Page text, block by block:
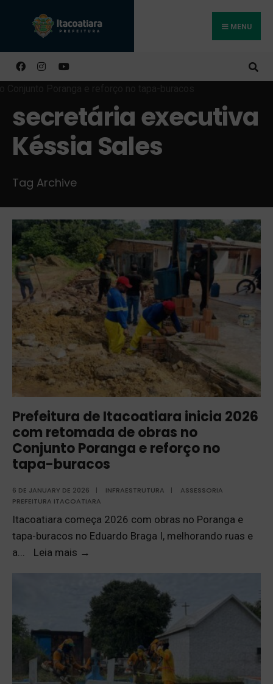
MENU
secretária executiva
Késsia Sales
Tag Archive
Prefeitura de Itacoatiara inicia 2026
com retomada de obras no
Conjunto Poranga e reforço no
tapa-buracos
6 DE JANUARY DE 2026 | INFRAESTRUTURA |
ASSESSORIA
PREFEITURA ITACOATIARA
Itacoatiara começa 2026 com obras no Poranga e
tapa-buracos no Eduardo Braga I, melhorando ruas e
a... Leia mais →
Buscar